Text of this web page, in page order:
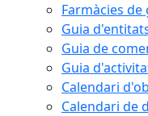
Farmàcies de
Guia
Guia de
Guia
Calendari
Calendari de